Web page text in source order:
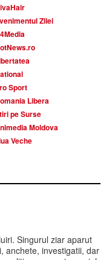
Zilei
Sport
Libera
pe Surse
Moldova
Veche
Singurul ziar aparut
anchete, investigatii, dar